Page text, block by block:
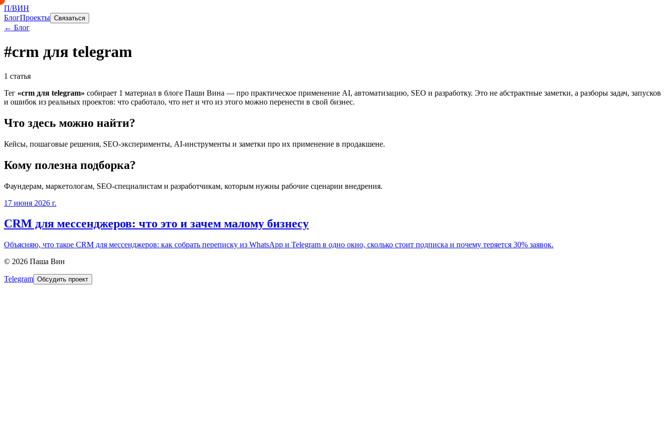
П/ВИН
БлогПроекты Связаться
← Блог
#crm для telegram
1 статья
Тег «crm для telegram» собирает 1 материал в блоге Паши Вина — про практическое применение AI, автоматизацию, SEO и разработку. Это не абстрактные заметки, а разборы задач, запусков
и ошибок из реальных проектов: что сработало, что нет и что из этого можно перенести в свой бизнес.
Что здесь можно найти?
Кейсы, пошаговые решения, SEO-эксперименты, AI-инструменты и заметки про их применение в продакшене.
Кому полезна подборка?
Фаундерам, маркетологам, SEO-специалистам и разработчикам, которым нужны рабочие сценарии внедрения.
17 июня 2026 г.
CRM для мессенджеров: что это и зачем малому бизнесу
Объясняю, что такое CRM для мессенджеров: как собрать переписку из WhatsApp и Telegram в одно окно, сколько стоит подписка и почему теряется 30% заявок.
© 2026 Паша Вин
Telegram Обсудить проект